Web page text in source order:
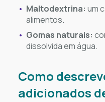
Maltodextrina: um
alimentos.
Gomas naturais:
dissolvida em água.
Como
adicionados